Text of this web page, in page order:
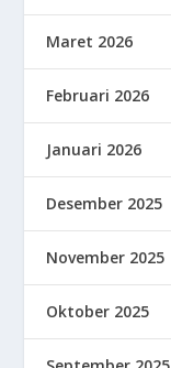
Maret 2026
Februari 2026
Januari 2026
Desember 2025
November 2025
Oktober 2025